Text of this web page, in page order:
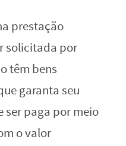
prestação
solicitada por
têm bens
garanta seu
ser paga por meio
o valor